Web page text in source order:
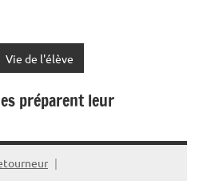
Vie de l'élève
préparent leur